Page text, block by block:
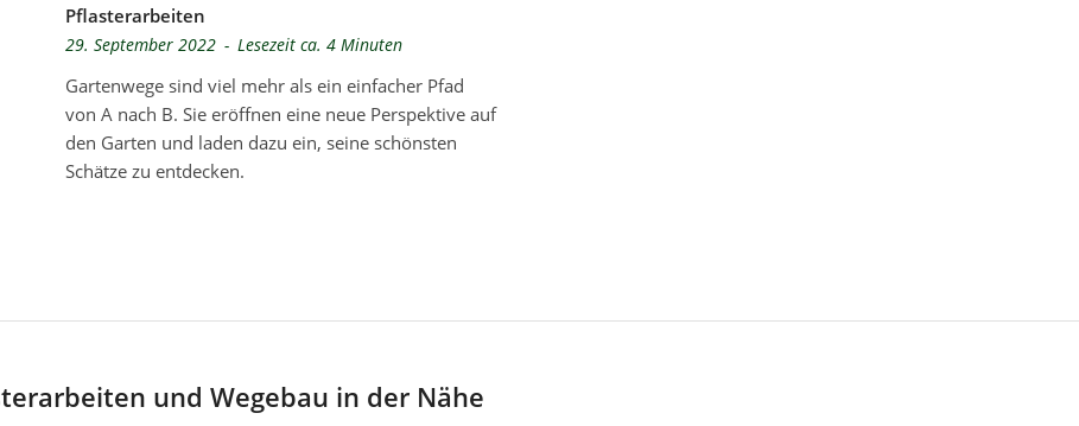
Pflasterarbeiten
29. September 2022 - Lesezeit ca. 4 Minuten
Gartenwege sind viel mehr als ein einfacher Pfad
von A nach B. Sie eröffnen eine neue Perspektive auf
den Garten und laden dazu ein, seine schönsten
Schätze zu entdecken.
und Wegebau in der Nähe